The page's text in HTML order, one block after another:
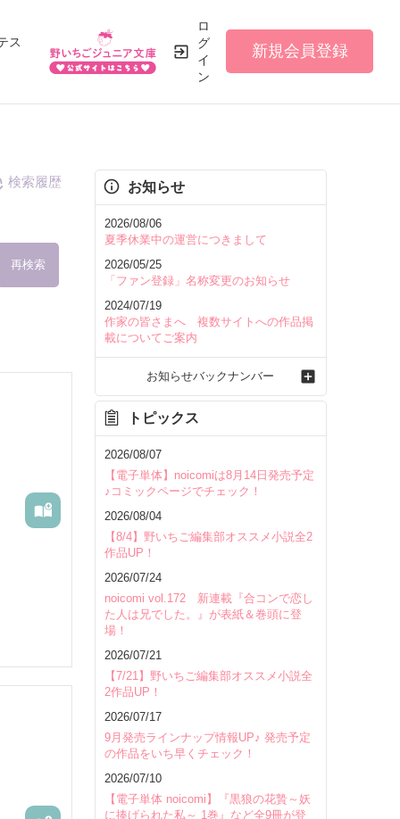
ス
ロ
グ
イ
ン
新規会員登録
再検索
を含む
検索履歴 お知らせ
2026/08/06
夏季休業中の運営につきまして
2026/05/25
「ファン登録」名称変更のお知らせ
2024/07/19
作家の皆さまへ 複数サイトへの作品掲
載についてご案内
お知らせバックナンバー
トピックス
2026/08/07
【電子単体】noicomiは8月14日発売予定
♪コミックページでチェック！
2026/08/04
【8/4】野いちご編集部オススメ小説全2
作品UP！
2026/07/24
noicomi vol.172 新連載『合コンで恋し
た人は兄でした。』が表紙＆巻頭に登
場！
2026/07/21
【7/21】野いちご編集部オススメ小説全
2作品UP！
2026/07/17
9月発売ラインナップ情報UP♪ 発売予定
の作品をいち早くチェック！
2026/07/10
【電子単体 noicomi】『黒狼の花贄～妖
に捧げられた私～ 1巻』など全9冊が登